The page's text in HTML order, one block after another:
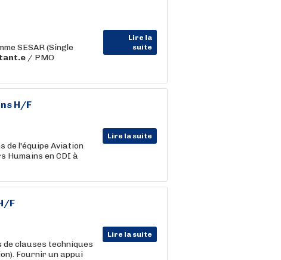
Lire la
suite
SESAR (Single
/ PMO
H/F
Lire la suite
de l'équipe Aviation
Humains en CDI à
F
Lire la suite
clauses techniques
Fournir un appui